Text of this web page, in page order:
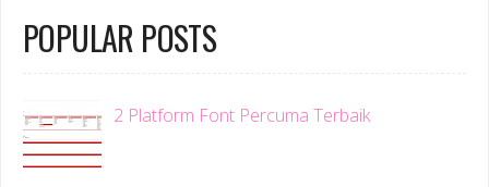
POPULAR POSTS
2 Platform Font Percuma Terbaik